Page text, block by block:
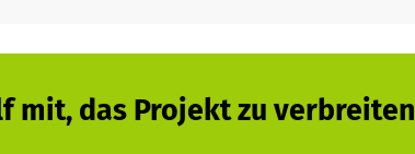
mit, das Projekt zu verbreiten